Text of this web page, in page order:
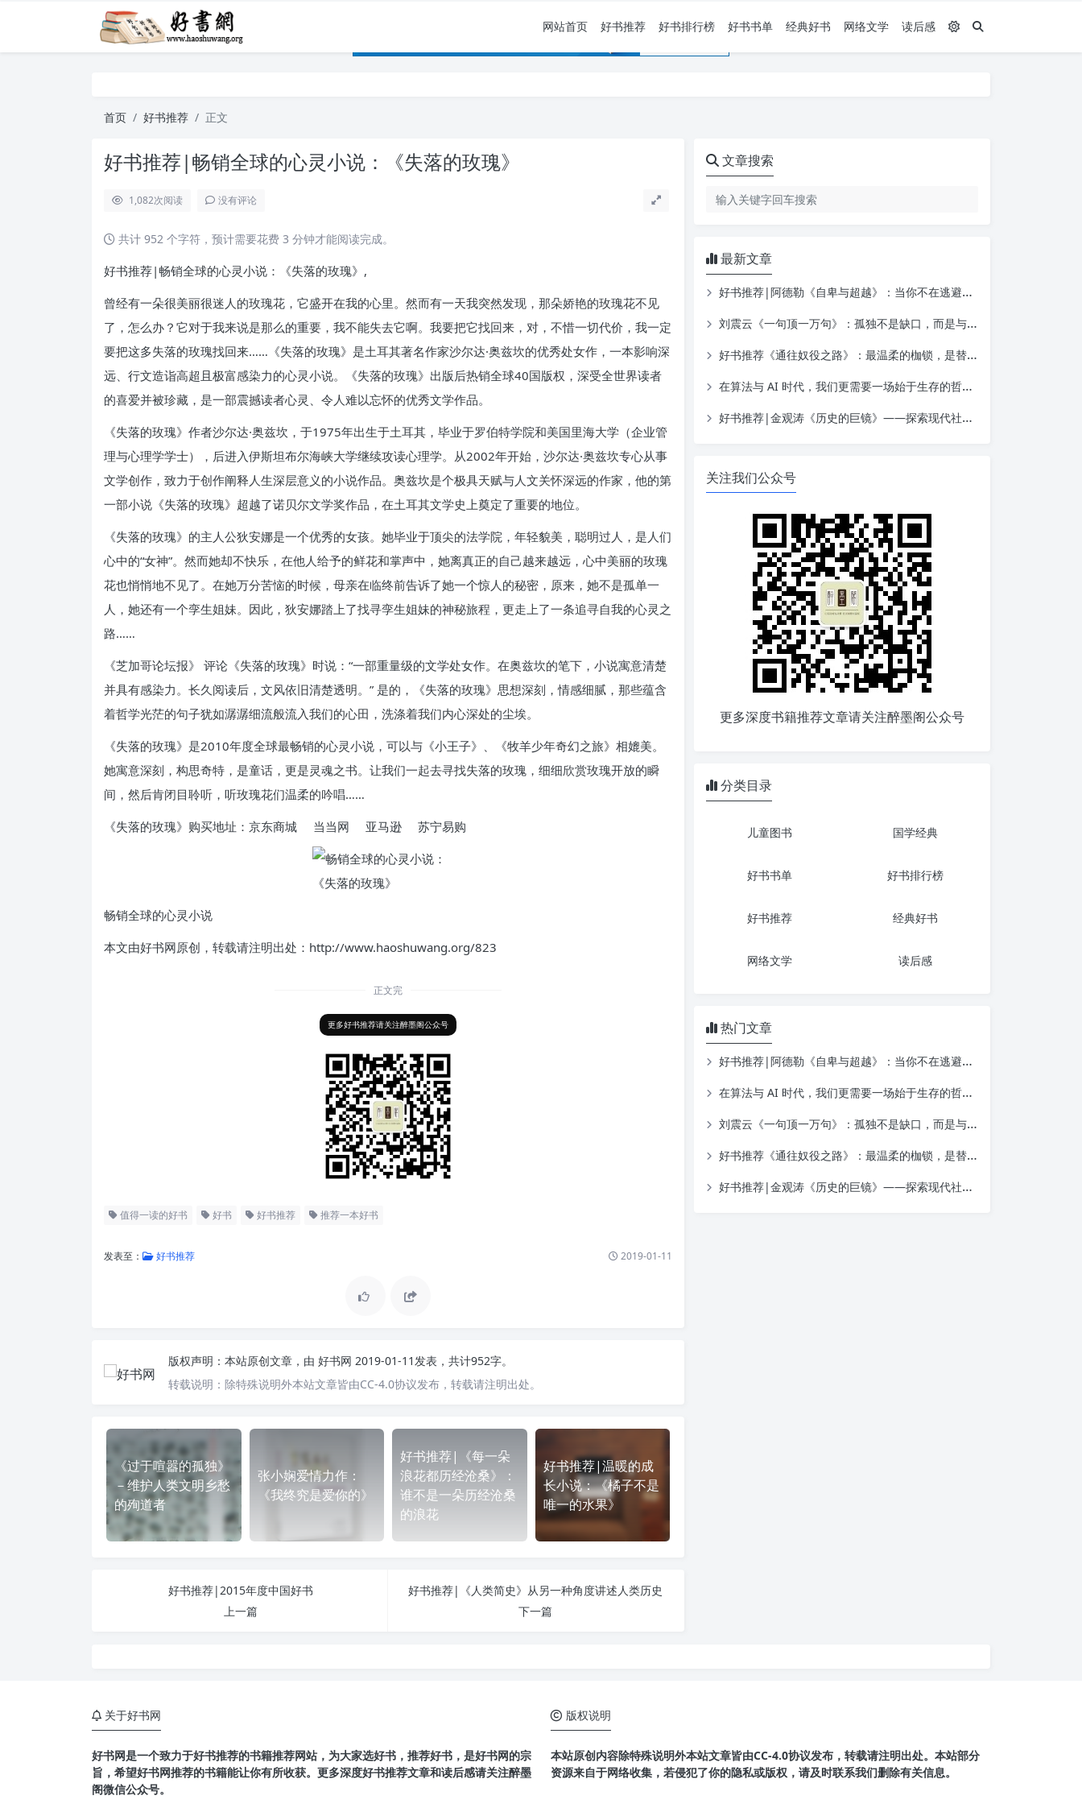
网站首页 好书推荐 好书排行榜 好书书单 经典好书 网络文学 读后感
首页 好书推荐 正文
好书推荐|畅销全球的心灵小说：《失落的玫瑰》
1,082次阅读 没有评论
共计 952 个字符，预计需要花费 3 分钟才能阅读完成。
好书推荐|畅销全球的心灵小说：《失落的玫瑰》,
曾经有一朵很美丽很迷人的玫瑰花，它盛开在我的心里。然而有一天我突然发现，那朵娇艳的玫瑰花不见
了，怎么办？它对于我来说是那么的重要，我不能失去它啊。我要把它找回来，对，不惜一切代价，我一定
要把这多失落的玫瑰找回来……《失落的玫瑰》是土耳其著名作家沙尔达·奥兹坎的优秀处女作，一本影响深
远、行文造诣高超且极富感染力的心灵小说。《失落的玫瑰》出版后热销全球40国版权，深受全世界读者
的喜爱并被珍藏，是一部震撼读者心灵、令人难以忘怀的优秀文学作品。
《失落的玫瑰》作者沙尔达·奥兹坎，于1975年出生于土耳其，毕业于罗伯特学院和美国里海大学（企业管
理与心理学学士），后进入伊斯坦布尔海峡大学继续攻读心理学。从2002年开始，沙尔达·奥兹坎专心从事
文学创作，致力于创作阐释人生深层意义的小说作品。奥兹坎是个极具天赋与人文关怀深远的作家，他的第
一部小说《失落的玫瑰》超越了诺贝尔文学奖作品，在土耳其文学史上奠定了重要的地位。
《失落的玫瑰》的主人公狄安娜是一个优秀的女孩。她毕业于顶尖的法学院，年轻貌美，聪明过人，是人们
心中的“女神”。然而她却不快乐，在他人给予的鲜花和掌声中，她离真正的自己越来越远，心中美丽的玫瑰
花也悄悄地不见了。在她万分苦恼的时候，母亲在临终前告诉了她一个惊人的秘密，原来，她不是孤单一
人，她还有一个孪生姐妹。因此，狄安娜踏上了找寻孪生姐妹的神秘旅程，更走上了一条追寻自我的心灵之
路……
《芝加哥论坛报》 评论《失落的玫瑰》时说：“一部重量级的文学处女作。在奥兹坎的笔下，小说寓意清楚
并具有感染力。长久阅读后，文风依旧清楚透明。” 是的，《失落的玫瑰》思想深刻，情感细腻，那些蕴含
着哲学光茫的句子犹如潺潺细流般流入我们的心田，洗涤着我们内心深处的尘埃。
《失落的玫瑰》是2010年度全球最畅销的心灵小说，可以与《小王子》、《牧羊少年奇幻之旅》相媲美。
她寓意深刻，构思奇特，是童话，更是灵魂之书。让我们一起去寻找失落的玫瑰，细细欣赏玫瑰开放的瞬
间，然后肯闭目聆听，听玫瑰花们温柔的吟唱……
《失落的玫瑰》购买地址：京东商城 当当网 亚马逊 苏宁易购
畅销全球的心灵小说
本文由好书网原创，转载请注明出处：http://www.haoshuwang.org/823
正文完
更多好书推荐请关注醉墨阁公众号
值得一读的好书 好书 好书推荐 推荐一本好书
发表至： 好书推荐 2019-01-11
版权声明： 本站原创文章，由 好书网 2019-01-11发表，共计952字。
转载说明： 除特殊说明外本站文章皆由CC-4.0协议发布，转载请注明出处。
《过于喧嚣的孤独》
－维护人类文明乡愁
的殉道者
张小娴爱情力作：
《我终究是爱你的》
好书推荐|《每一朵
浪花都历经沧桑》：
谁不是一朵历经沧桑
的浪花
好书推荐|温暖的成
长小说：《橘子不是
唯一的水果》
好书推荐|2015年度中国好书
上一篇
好书推荐|《人类简史》从另一种角度讲述人类历史
下一篇
文章搜索
最新文章
好书推荐|阿德勒《自卑与超越》：当你不在逃避自己，一切才真正的开始
刘震云《一句顶一万句》：孤独不是缺口，而是与自己相遇的入口
好书推荐《通往奴役之路》：最温柔的枷锁，是替你做决定的善意
在算法与 AI 时代，我们更需要一场始于生存的哲学觉醒——读金观涛《我的哲学探索》
好书推荐|金观涛《历史的巨镜》——探索现代社会的起源
关注我们公众号
更多深度书籍推荐文章请关注醉墨阁公众号
分类目录
儿童图书 国学经典
好书书单 好书排行榜
好书推荐 经典好书
网络文学 读后感
热门文章
好书推荐|阿德勒《自卑与超越》：当你不在逃避自己，一切才真正的开始
在算法与 AI 时代，我们更需要一场始于生存的哲学觉醒——读金观涛《我的哲学探索》
刘震云《一句顶一万句》：孤独不是缺口，而是与自己相遇的入口
好书推荐《通往奴役之路》：最温柔的枷锁，是替你做决定的善意
好书推荐|金观涛《历史的巨镜》——探索现代社会的起源
关于好书网
好书网是一个致力于好书推荐的书籍推荐网站，为大家选好书，推荐好书，是好书网的宗
旨，希望好书网推荐的书籍能让你有所收获。更多深度好书推荐文章和读后感请关注醉墨
阁微信公众号。
版权说明
本站原创内容除特殊说明外本站文章皆由CC-4.0协议发布，转载请注明出处。本站部分
资源来自于网络收集，若侵犯了你的隐私或版权，请及时联系我们删除有关信息。